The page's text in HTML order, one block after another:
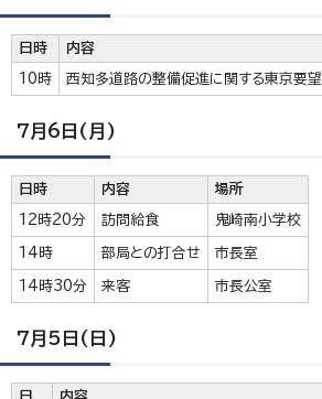
日時 内容
10時 西知多道路の整備促進に関する東京要望
7月6日(月)
日時 内容 場所
12時20分 訪問給食 鬼崎南小学校
14時 部局との打合せ 市長室
14時30分 来客 市長公室
7月5日(日)